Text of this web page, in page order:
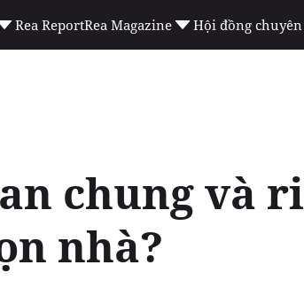
Rea ReportRea Magazine Hội đồng
chung và
nhà?